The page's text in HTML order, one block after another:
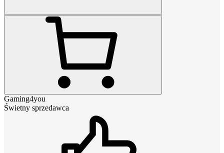
Gaming4you
Świetny sprzedawca